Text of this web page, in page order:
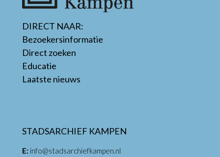
DIRECT NAAR:
Bezoekersinformatie
Direct zoeken
Educatie
Laatste nieuws
STADSARCHIEF KAMPEN
E: info@stadsarchiefkampen.nl